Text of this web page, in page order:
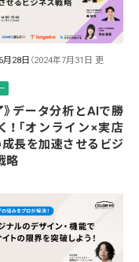
月28日 （2024年7月31日 更
》データ分析とAIで勝
！「オンライン×実店
成長を加速させるビジ
略